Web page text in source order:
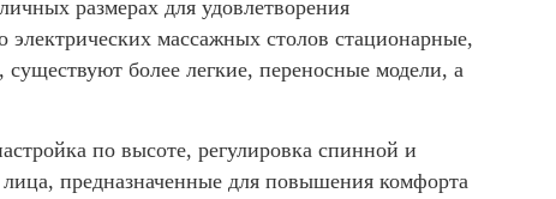
размерах для удовлетворения
массажных столов стационарные,
более легкие, переносные модели, а
по высоте, регулировка спинной и
предназначенные для повышения комфорта